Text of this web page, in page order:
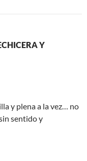
Y
y plena a la vez… no
sentido y